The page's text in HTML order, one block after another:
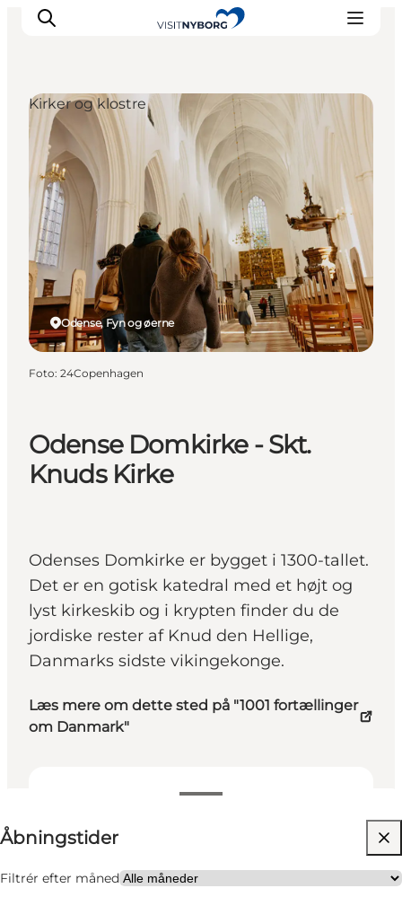
Oplev Nyborg
Outdoor
Det sker i Nyborg
Sprogø
Planlæg din tur
Book & køb
Odense Domkirke - Skt.
Knuds Kirke
Odenses Domkirke er bygget i 1300-tallet.
Det er en gotisk katedral med et højt og
lyst kirkeskib og i krypten finder du de
jordiske rester af Knud den Hellige,
Danmarks sidste vikingekonge.
Læs mere om dette sted på "1001 fortællinger
om Danmark"
Åbningstider
Filtrér efter måned
Gratis
Besøg hjemmeside
Odense, Fyn og øerne
Kirker og klostre
Foto: 24Copenhagen